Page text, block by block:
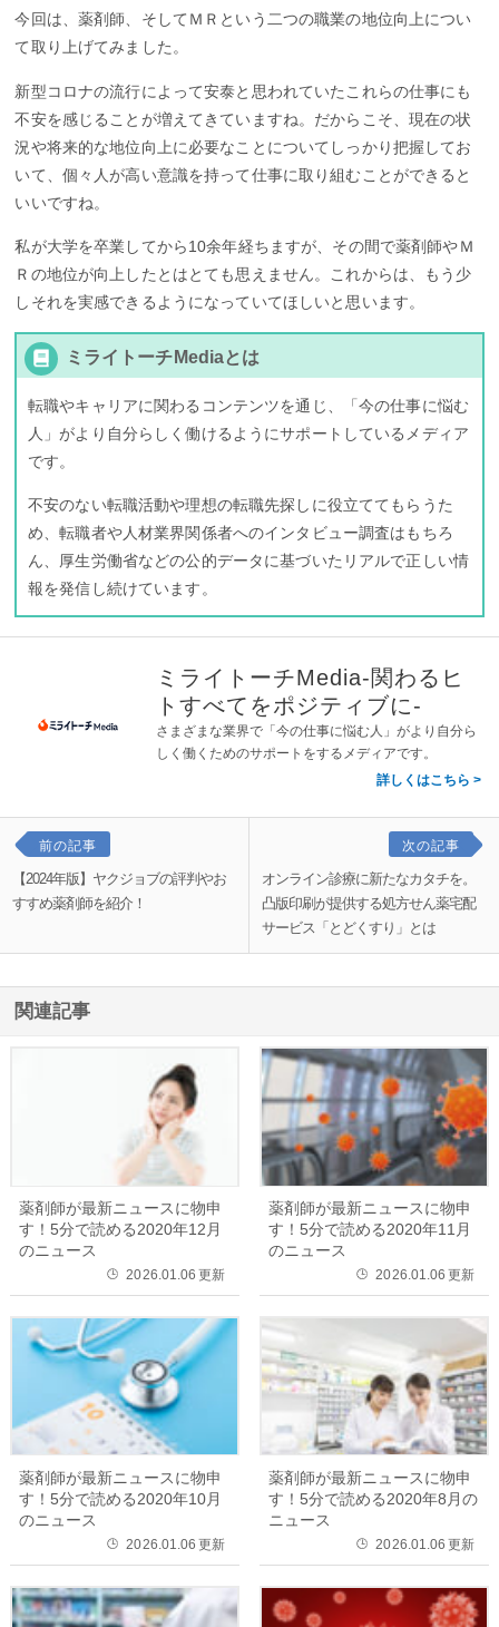
今回は、薬剤師、そしてＭＲという二つの職業の地位向上につい
て取り上げてみました。
新型コロナの流行によって安泰と思われていたこれらの仕事にも
不安を感じることが増えてきていますね。だからこそ、現在の状
況や将来的な地位向上に必要なことについてしっかり把握してお
いて、個々人が高い意識を持って仕事に取り組むことができると
いいですね。
私が大学を卒業してから10余年経ちますが、その間で薬剤師やＭ
Ｒの地位が向上したとはとても思えません。これからは、もう少
しそれを実感できるようになっていてほしいと思います。
ミライトーチMediaとは
転職やキャリアに関わるコンテンツを通じ、「今の仕事に悩む
人」がより自分らしく働けるようにサポートしているメディア
です。
不安のない転職活動や理想の転職先探しに役立ててもらうた
め、転職者や人材業界関係者へのインタビュー調査はもちろ
ん、厚生労働省などの公的データに基づいたリアルで正しい情
報を発信し続けています。
ミライトーチMedia-関わるヒ
トすべてをポジティブに-
さまざまな業界で「今の仕事に悩む人」がより自分ら
しく働くためのサポートをするメディアです。
詳しくはこちら
前の記事
【2024年版】ヤクジョブの評判やお
すすめ薬剤師を紹介！
次の記事
オンライン診療に新たなカタチを。
凸版印刷が提供する処方せん薬宅配
サービス「とどくすり」とは
関連記事
薬剤師が最新ニュースに物申
す！5分で読める2020年12月
のニュース
🕒 2026.01.06 更新
薬剤師が最新ニュースに物申
す！5分で読める2020年11月
のニュース
🕒 2026.01.06 更新
薬剤師が最新ニュースに物申
す！5分で読める2020年10月
のニュース
🕒 2026.01.06 更新
薬剤師が最新ニュースに物申
す！5分で読める2020年8月の
ニュース
🕒 2026.01.06 更新